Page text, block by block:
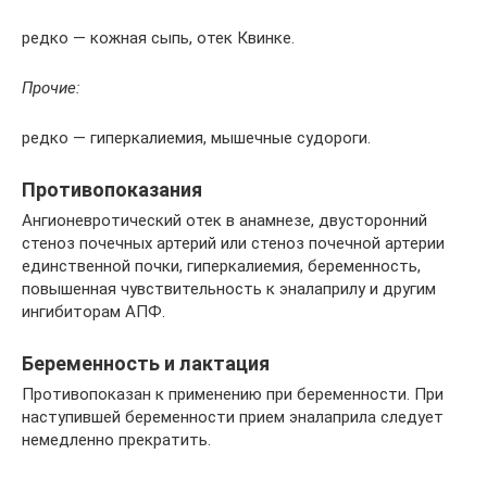
редко — кожная сыпь, отек Квинке.
Прочие:
редко — гиперкалиемия, мышечные судороги.
Противопоказания
Ангионевротический отек в анамнезе, двусторонний
стеноз почечных артерий или стеноз почечной артерии
единственной почки, гиперкалиемия, беременность,
повышенная чувствительность к эналаприлу и другим
ингибиторам АПФ.
Беременность и лактация
Противопоказан к применению при беременности. При
наступившей беременности прием эналаприла следует
немедленно прекратить.